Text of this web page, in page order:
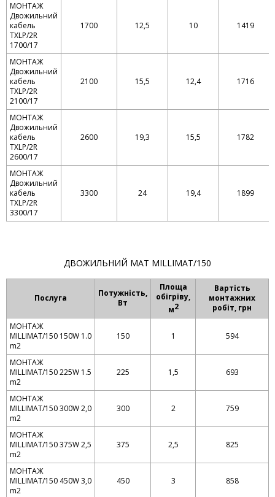
МОНТАЖ
Двожильний
кабель
TXLP/2R
1700/17
1700 12,5 10 1419
МОНТАЖ
Двожильний
кабель
TXLP/2R
2100/17
2100 15,5 12,4 1716
МОНТАЖ
Двожильний
кабель
TXLP/2R
2600/17
2600 19,3 15,5 1782
МОНТАЖ
Двожильний
кабель
TXLP/2R
3300/17
3300 24 19,4 1899
ДВОЖИЛЬНИЙ МАТ MILLIMAT/150
Послуга
Потужність,
Вт
Площа
обігріву,
м2
Вартість
монтажних
робіт, грн
МОНТАЖ
MILLIMAT/150 150W 1.0
m2
150 1 594
МОНТАЖ
MILLIMAT/150 225W 1.5
m2
225 1,5 693
МОНТАЖ
MILLIMAT/150 300W 2,0
m2
300 2 759
МОНТАЖ
MILLIMAT/150 375W 2,5
m2
375 2,5 825
МОНТАЖ
MILLIMAT/150 450W 3,0
m2
450 3 858